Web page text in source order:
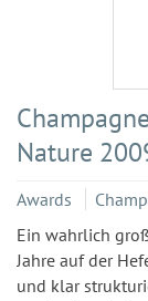
Nature
Awards
Ein wahrlich
Jahre auf der
und klar